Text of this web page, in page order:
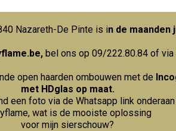
Nazareth-De Pinte is in de maanden
, bel ons op 09/222.80.84 of via
open haarden ombouwen met de
met HDglas op maat.
een foto via de Whatsapp link
wat is de mooiste oplossing
voor mijn sierschouw?